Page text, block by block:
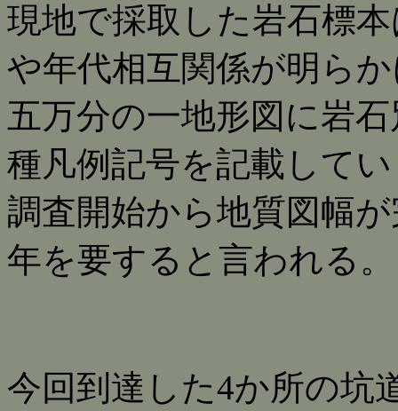
現地で採取した岩石標
や年代相互関係が明ら
五万分の一地形図に岩
種凡例記号を記載して
調査開始から地質図幅
年を要すると言われる。
今回到達した4か所の坑